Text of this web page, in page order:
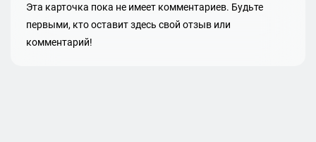
Эта карточка пока не имеет комментариев. Будьте
первыми, кто оставит здесь свой отзыв или
комментарий!